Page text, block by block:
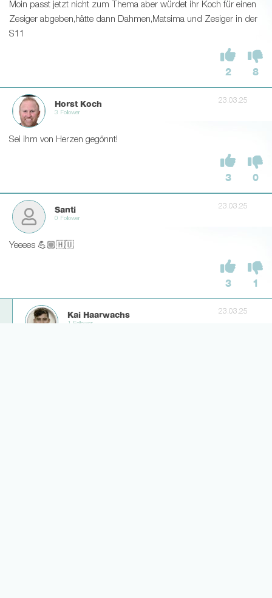
Moin passt jetzt nicht zum Thema aber würdet ihr Koch für einen
Zesiger abgeben,hätte dann Dahmen,Matsima und Zesiger in der
S11
2 8
Horst Koch
3 Follower
23.03.25
Sei ihm von Herzen gegönnt!
3 0
Santi
0 Follower
23.03.25
Yeeees 💪🏼🇭🇺
3 1
Kai Haarwachs
1 Follower
23.03.25